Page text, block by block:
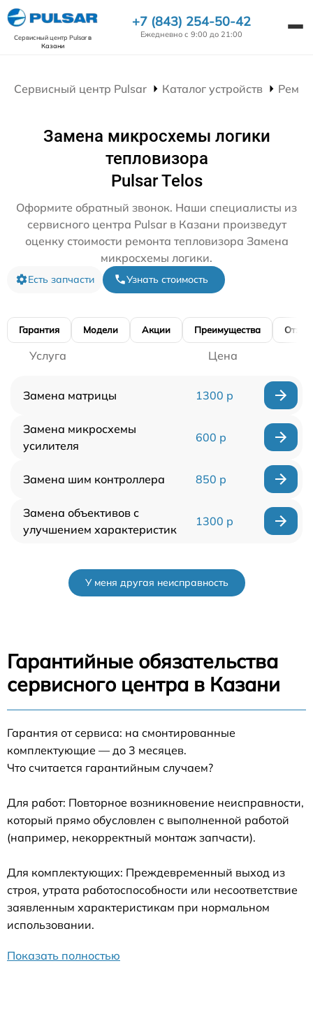
Сервисный центр Pulsarв
Казани
+7 (843) 254-50-42
Ежедневно с 9:00 до 21:00
Сервисный центр Pulsar Каталог устройств
Замена микросхемы логики
тепловизора
Pulsar Telos
Оформите обратный звонок. Наши специалисты из
сервисного центра Pulsar в Казани произведут
оценку стоимости ремонта тепловизора Замена
микросхемы логики.
Есть запчасти Узнать стоимость
Гарантия Модели Акции Преимущества
Услуга Цена
Замена матрицы 1300 р
Замена микросхемы
усилителя
600 р
Замена шим контроллера 850 р
Замена объективов с
улучшением характеристик
1300 р
У меня другая неисправность
Гарантийные обязательства
сервисного центра в Казани
Гарантия от сервиса: на смонтированные
комплектующие — до 3 месяцев.
Что считается гарантийным случаем?
Для работ: Повторное возникновение неисправности,
который прямо обусловлен с выполненной работой
(например, некорректный монтаж запчасти).
Для комплектующих: Преждевременный выход из
строя, утрата работоспособности или несоответствие
заявленным характеристикам при нормальном
использовании.
Показать полностью